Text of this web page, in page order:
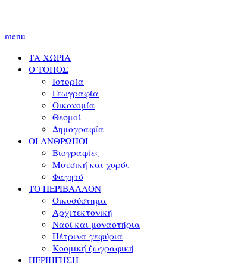
menu
ΤΑ ΧΩΡΙΑ
Ο ΤΟΠΟΣ
Ιστορία
Γεωγραφία
Οικονομία
Θεσμοί
Δημογραφία
ΟΙ ΑΝΘΡΩΠΟΙ
Βιογραφίες
Μουσική και χορός
Φαγητό
ΤΟ ΠΕΡΙΒΑΛΛΟΝ
Οικοσύστημα
Αρχιτεκτονική
Ναοί και μοναστήρια
Πέτρινα γεφύρια
Κοσμική ζωγραφική
ΠΕΡΙΗΓΗΣΗ